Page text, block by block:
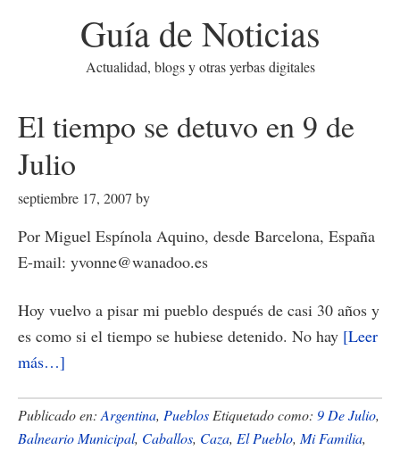
Guía de Noticias
Actualidad, blogs y otras yerbas digitales
El tiempo se detuvo en 9 de
Julio
septiembre 17, 2007 by
Por Miguel Espínola Aquino, desde Barcelona, España
E-mail: yvonne@wanadoo.es
Hoy vuelvo a pisar mi pueblo después de casi 30 años y
es como si el tiempo se hubiese detenido. No hay [Leer
más…]
El
tiempo
Publicado en: Argentina, Pueblos Etiquetado como: 9 De Julio,
Balneario Municipal, Caballos, Caza, El Pueblo, Mi Familia,